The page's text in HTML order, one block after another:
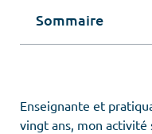
Sommaire
Enseignante et
vingt ans, mon activité